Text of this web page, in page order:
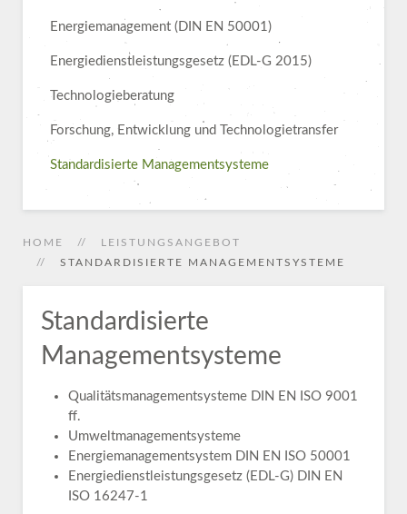
HOME
LEISTUNGSANGEBOT
STANDARDISIERTE MANAGEMENTSYSTEME
Standardisierte
Managementsysteme
Qualitätsmanagementsysteme DIN EN ISO 9001
ff.
Umweltmanagementsysteme
Energiemanagementsystem DIN EN ISO 50001
Energiedienstleistungsgesetz (EDL-G) DIN EN
ISO 16247-1
Energiemanagement (DIN EN 50001)
Energiedienstleistungs­gesetz (EDL-G 2015)
Technologieberatung
Forschung, Entwicklung und Technologietransfer
Standardisierte Managementsysteme